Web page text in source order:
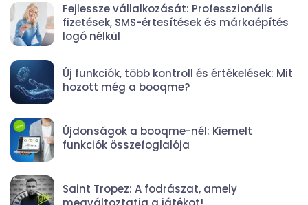
Fejlessze vállalkozását: Professzionális
fizetések, SMS-értesítések és márkaépítés
logó nélkül
Új funkciók, több kontroll és értékelések: Mit
hozott még a booqme?
Újdonságok a booqme-nél: Kiemelt
funkciók összefoglalója
Saint Tropez: A fodrászat, amely